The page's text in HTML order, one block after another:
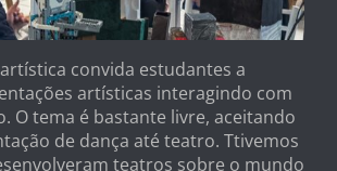
convida estudantes a
artísticas interagindo com
O tema é bastante livre, aceitando
de dança até teatro. Ttivemos
teatros sobre o mundo